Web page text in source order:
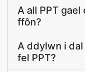
A all PPT
ffôn?
A ddylwn i
fel PPT?